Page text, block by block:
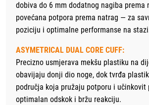
dobiva do 6 mm dodatnog nagiba prema
povećana potpora prema natrag — za
poziciju i optimalne performanse na
ASYMETRICAL DUAL CORE CUFF:
Precizno usmjerava mekšu plastiku na
obavijaju donji dio noge, dok tvrđa
područja koja pružaju potporu i učinkovit
optimalan odskok i bržu reakciju.